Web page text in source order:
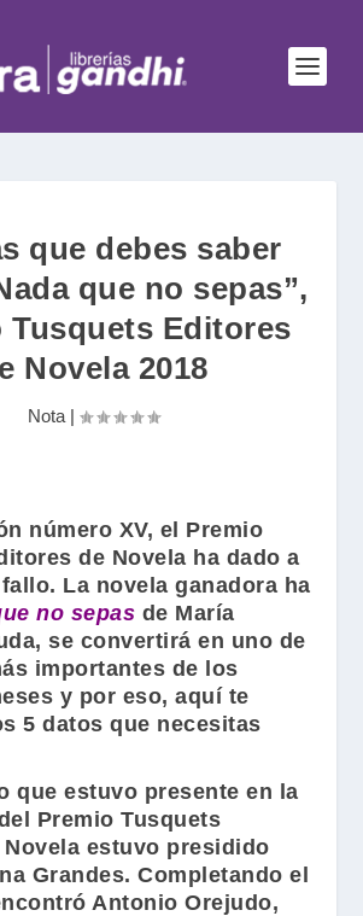
que debes saber
que no sepas”,
Tusquets Editores
Novela 2018
Nota|
número XV, el Premio
de Novela ha dado a
La novela ganadora ha
no sepas de María
se convertirá en uno de
importantes de los
y por eso, aquí te
5 datos que necesitas
que estuvo presente en la
Premio Tusquets
estuvo presidido
Grandes. Completando el
Antonio Orejudo,